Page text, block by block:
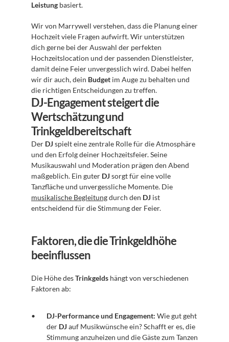
Leistung basiert.
Wir von Marrywell verstehen, dass die Planung einer
Hochzeit viele Fragen aufwirft. Wir unterstützen
dich gerne bei der Auswahl der perfekten
Hochzeitslocation und der passenden Dienstleister,
damit deine Feier unvergesslich wird. Dabei helfen
wir dir auch, dein Budget im Auge zu behalten und
die richtigen Entscheidungen zu treffen.
DJ-Engagement steigert die
Wertschätzung und
Trinkgeldbereitschaft
Der DJ spielt eine zentrale Rolle für die Atmosphäre
und den Erfolg deiner Hochzeitsfeier. Seine
Musikauswahl und Moderation prägen den Abend
maßgeblich. Ein guter DJ sorgt für eine volle
musikalische Begleitung durch den DJ ist
entscheidend für die Stimmung der Feier.
Faktoren, die die Trinkgeldhöhe
beeinflussen
Die Höhe des Trinkgelds hängt von verschiedenen
Faktoren ab:
DJ-Performance und Engagement: Wie gut geht
der DJ auf Musikwünsche ein? Schafft er es, die
Stimmung anzuheizen und die Gäste zum Tanzen